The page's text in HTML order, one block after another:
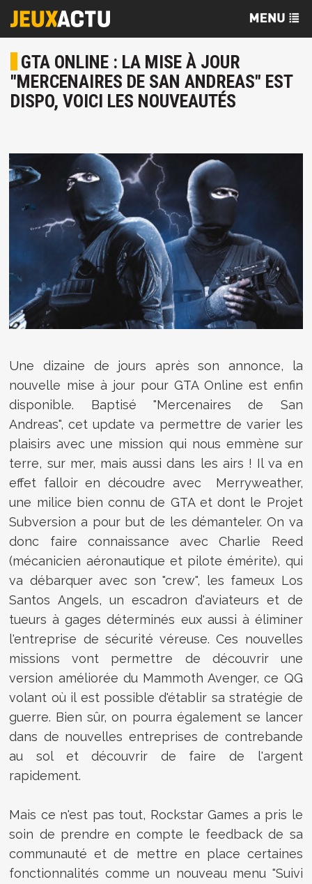
GTA ONLINE : LA MISE À JOUR
"MERCENAIRES DE SAN ANDREAS" EST
DISPO, VOICI LES NOUVEAUTÉS
Une dizaine de jours après son annonce, la
nouvelle mise à jour pour GTA Online est enfin
disponible. Baptisé "Mercenaires de San
Andreas", cet update va permettre de varier les
plaisirs avec une mission qui nous emmène sur
terre, sur mer, mais aussi dans les airs ! Il va en
effet falloir en découdre avec
Merryweather,
une milice bien connu de GTA et dont le Projet
Subversion a pour but de les démanteler. On va
donc faire connaissance avec Charlie Reed
(mécanicien aéronautique et pilote émérite), qui
va débarquer avec son "crew", les fameux Los
Santos Angels, un escadron d'aviateurs et de
tueurs à gages déterminés eux aussi à éliminer
l'entreprise de sécurité véreuse. Ces nouvelles
missions vont permettre de découvrir une
version améliorée du Mammoth Avenger, ce QG
volant où il est possible d'établir sa stratégie de
guerre. Bien sûr, on pourra également se lancer
dans de nouvelles entreprises de contrebande
au sol et découvrir de faire de l'argent
rapidement.
Mais ce n'est pas tout, Rockstar Games a pris le
soin de prendre en compte le feedback de sa
communauté et de mettre en place certaines
fonctionnalités commeun nouveau menu "Suivi